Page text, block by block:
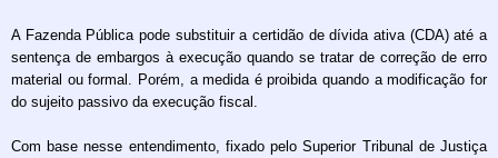
A Fazenda Pública pode substituir a certidão de dívida ativa (CDA) até a
sentença de embargos à execução quando se tratar de correção de erro
material ou formal. Porém, a medida é proibida quando a modificação for
do sujeito passivo da execução fiscal.
Com base nesse entendimento, fixado pelo Superior Tribunal de Justiça